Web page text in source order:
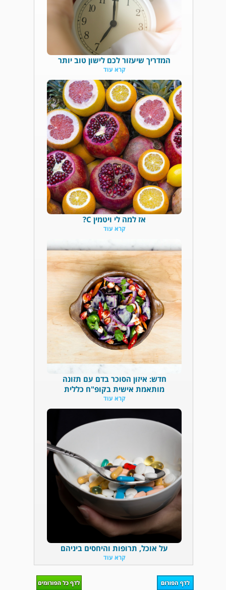
המדריך שיעזור לכם לישון טוב יותר
קרא עוד
אז למה לי ויטמין C?
קרא עוד
חדש: איזון הסוכר בדם עם תזונה
מותאמת אישית בקופ"ח כללית
קרא עוד
על אוכל, תרופות והיחסים ביניהם
קרא עוד